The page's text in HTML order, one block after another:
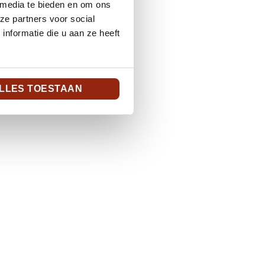
te bieden en om ons
partners voor social
die u aan ze heeft
TOESTAAN